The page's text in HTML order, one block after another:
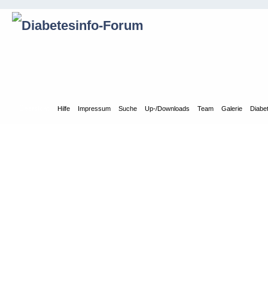
Hilfe Impressum Suche Up-/Downloads Team Galerie